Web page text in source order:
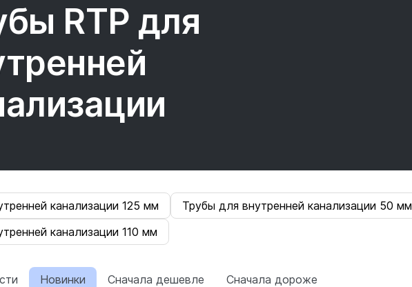
RTP для
канализации 125 мм
Трубы для внутренней канализации 50 мм
канализации 110 мм
Новинки Сначала дешевле Сначала дороже